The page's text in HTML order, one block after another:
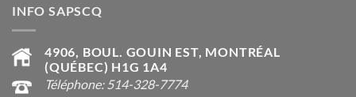
INFO SAPSCQ
4906, BOUL. GOUIN EST, MONTRÉAL
(QUÉBEC) H1G 1A4
Téléphone: 514-328-7774